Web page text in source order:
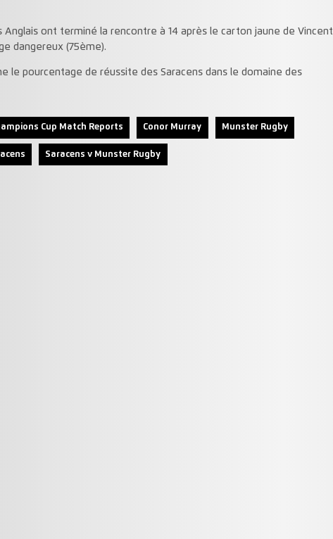
Anglais ont terminé la rencontre à 14 après le carton jaune de Vincent
dangereux (75ème).
le pourcentage de réussite des Saracens dans le domaine des
Cup Match Reports Conor Murray Munster Rugby
Saracens v Munster Rugby